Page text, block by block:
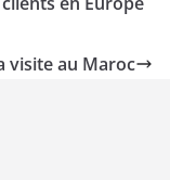
visite au Maroc